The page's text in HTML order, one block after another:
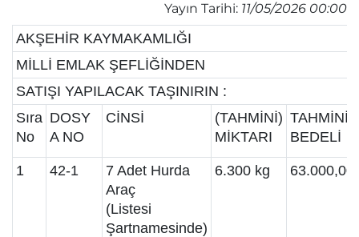
Yayın Tarihi: 11/05/2026 00:00
AKŞEHİR KAYMAKAMLIĞI
MİLLİ EMLAK ŞEFLİĞİNDEN
SATIŞI YAPILACAK TAŞINIRIN :
Sıra
No
DOSY
A NO
CİNSİ
(TAHMİNİ)
MİKTARI
TAHMİNİ
BEDELİ
1 42-1
7 Adet Hurda
Araç
(Listesi
Şartnamesinde)
6.300 kg 63.000,00